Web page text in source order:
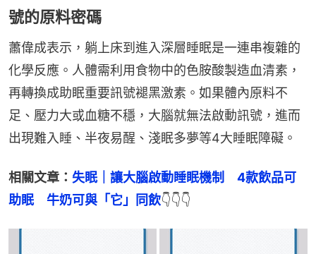
號的原料密碼
蕭偉成表示，躺上床到進入深層睡眠是一連串複雜的
化學反應。人體需利用食物中的色胺酸製造血清素，
再轉換成助眠重要訊號褪黑激素。如果體內原料不
足、壓力大或血糖不穩，大腦就無法啟動訊號，進而
出現難入睡、半夜易醒、淺眠多夢等4大睡眠障礙。
相關文章： 失眠｜讓大腦啟動睡眠機制　4款飲品可
助眠　牛奶可與「它」同飲👇👇👇